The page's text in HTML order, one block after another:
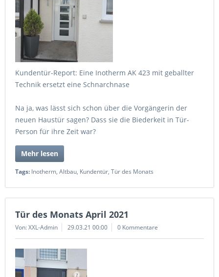
Kundentür-Report: Eine Inotherm AK 423 mit geballter
Technik ersetzt eine Schnarchnase
Na ja, was lässt sich schon über die Vorgängerin der
neuen Haustür sagen? Dass sie die Biederkeit in Tür-
Person für ihre Zeit war?
Mehr lesen
Tags: Inotherm, Altbau, Kundentür, Tür des Monats
Tür des Monats April 2021
Von: XXL-Admin 29.03.21 00:00 0 Kommentare